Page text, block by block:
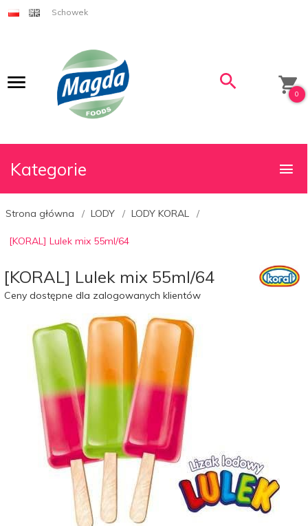
Schowek
0
Kategorie
Strona główna LODY LODY KORAL
[KORAL] Lulek mix 55ml/64
[KORAL] Lulek mix 55ml/64
Ceny dostępne dla zalogowanych klientów